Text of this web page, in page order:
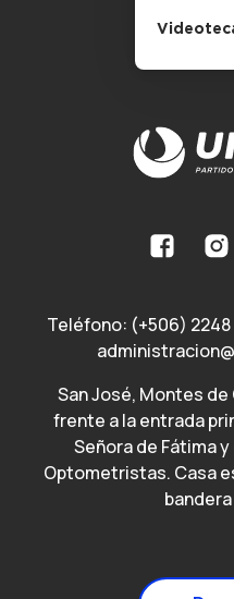
Teléfono: (+506) 2248
San José, Montes de
frente a la entrada
Señora de Fátima
Optometristas. Casa